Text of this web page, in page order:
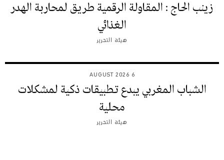
زينب الحاج : المقاولة الرقمية طريق لمحاربة الهدر
الغذائي
هيئة التحرير
6 AUGUST 2026
الشباب المغربي يبدع تطبيقات ذكية لمشكلات
محلية
هيئة التحرير